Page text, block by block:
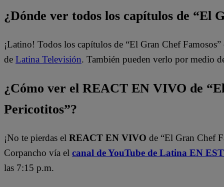
¿Dónde ver todos los capítulos de “El
¡Latino! Todos los capítulos de “El Gran Chef
de Latina Televisión. También pueden verlo por medio
¿Cómo ver el REACT EN VIVO de
Pericotitos”?
¡No te pierdas el REACT EN VIVO de “El Gran Chef
Corpancho vía el canal de YouTube de Latina EN
las 7:15 p.m.